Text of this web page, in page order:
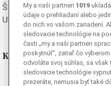
Švédska
Ukrajinská
Kde nás nájdete
Facebook
My a naši partneri 1019
údaje o prehliadaní alebo
do nich vo vašom zariadení.
sledovacie technológie na
časti „my a naši partneri
poskytnúť“, zatiaľ čo
odvoláte svoj súhlas, sa
sledovacie technológie
prezeráte, nemusia byť také